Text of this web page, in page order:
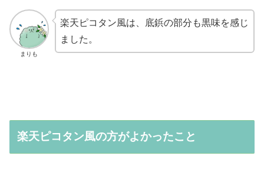
まりも
楽天ピコタン風は、底鋲の部分も黒味を感じ
ました。
楽天ピコタン風の方がよかったこと